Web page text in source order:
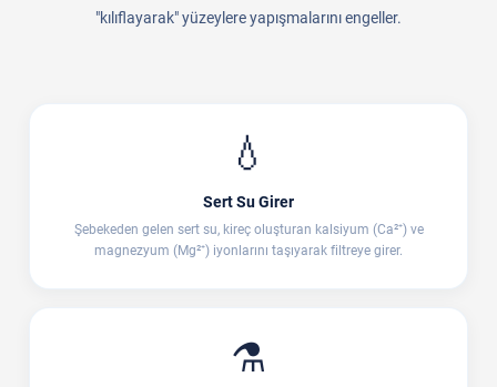
"kılıflayarak" yüzeylere yapışmalarını engeller.
💧
Sert Su Girer
Şebekeden gelen sert su, kireç oluşturan kalsiyum (Ca²⁺) ve
magnezyum (Mg²⁺) iyonlarını taşıyarak filtreye girer.
⚗️